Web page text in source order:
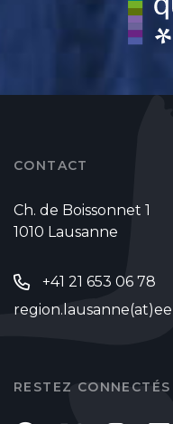
CONTACT
Ch. de Boissonnet 1
1010 Lausanne
+41 21 653 06 78
RESTEZ CONNECTÉS